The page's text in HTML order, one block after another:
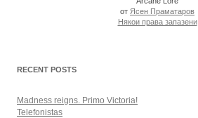
от Ясен Праматаров
Някои права запазени
RECENT POSTS
Madness reigns. Primo Victoria!
Telefonistas